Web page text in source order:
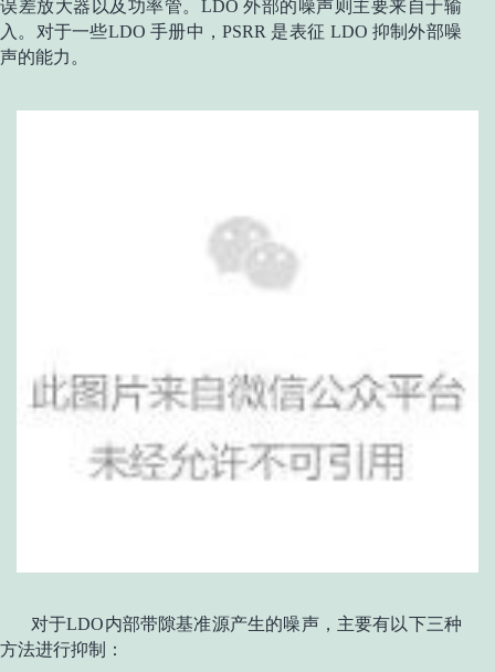
误差放大器以及功率管。LDO 外部的噪声则主要来自于输
入。对于一些LDO 手册中，PSRR 是表征 LDO 抑制外部噪
声的能力。
对于LDO内部带隙基准源产生的噪声，主要有以下三种
方法进行抑制：